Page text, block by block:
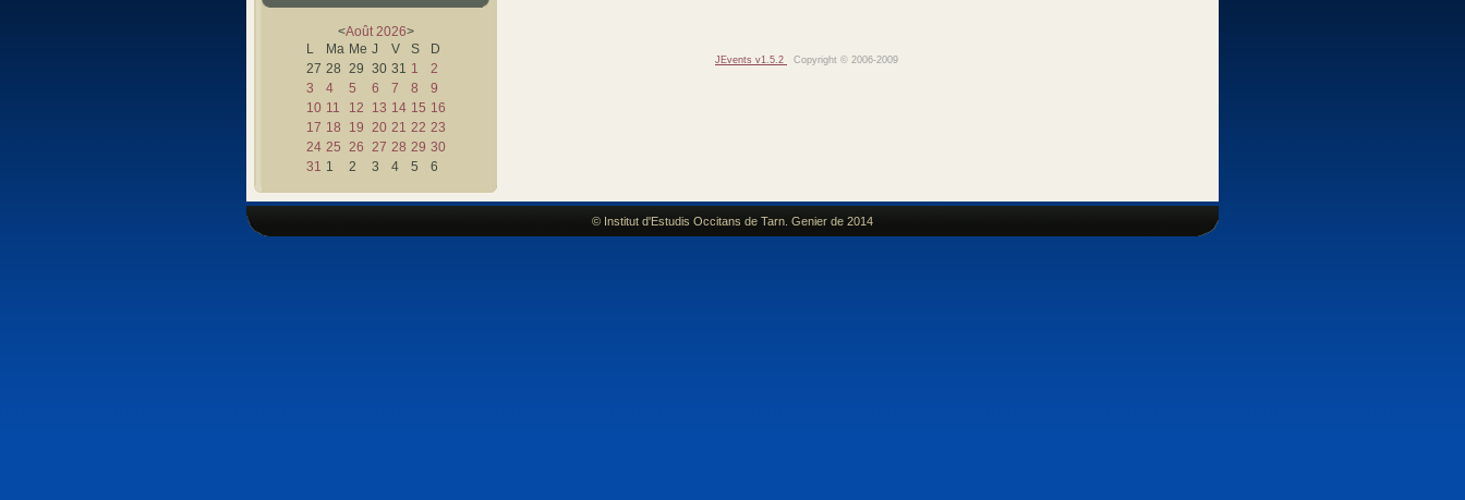
<Août 2026>
L
Ma Me J V S
D
27 28 29 30 31 1
2
3
4 5 6 7 8
9
10 11 12 13 14 15 16
17 18 19 20 21 22 23
24 25 26 27 28 29 30
31 1 2 3 4 5 6
JEvents v1.5.2 Copyright © 2006-2009
© Institut d'Estudis Occitans de Tarn. Genier de 2014